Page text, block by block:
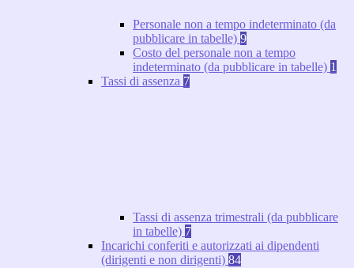
Personale non a tempo indeterminato (da
pubblicare in tabelle) 9
Costo del personale non a tempo
indeterminato (da pubblicare in tabelle) 1
Tassi di assenza 7
Tassi di assenza trimestrali (da pubblicare
in tabelle) 7
Incarichi conferiti e autorizzati ai dipendenti
(dirigenti e non dirigenti) 84